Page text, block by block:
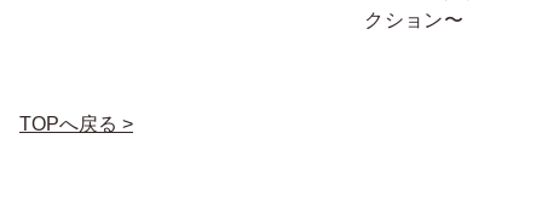
クション〜
TOPへ戻る >